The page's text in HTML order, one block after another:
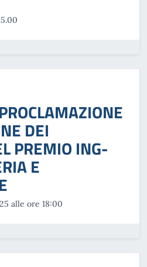
DEI
PREMIO ING-
E
alle ore 18:00